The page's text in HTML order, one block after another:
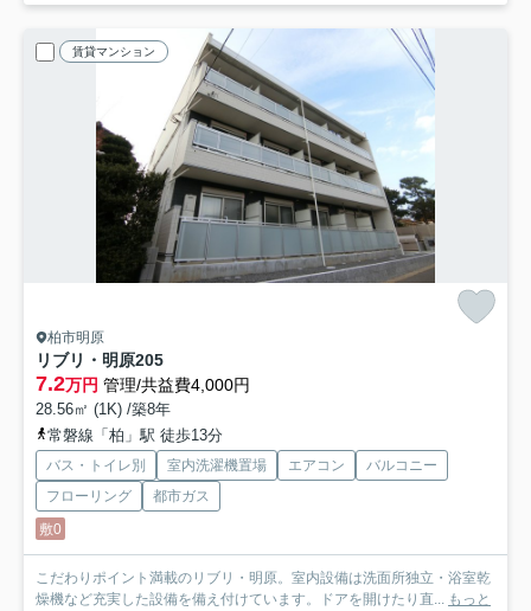
賃貸マンション
柏市明原
リブリ・明原205
7.2万円 管理/共益費4,000円
28.56㎡ (1K) /築8年
常磐線「柏」駅 徒歩13分
バス・トイレ別 室内洗濯機置場 エアコン
バルコニー
フローリング
都市ガス
敷0
こだわりポイント満載のリブリ・明原。室内設備は洗面所独立・浴室乾
燥機など充実した設備を備え付けています。ドアを開けたり直... もっと